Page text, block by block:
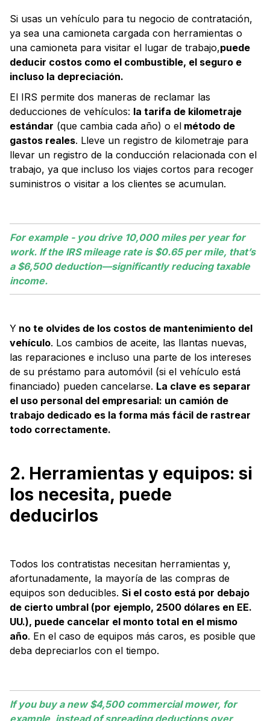
Si usas un vehículo para tu negocio de contratación,
ya sea una camioneta cargada con herramientas o
una camioneta para visitar el lugar de trabajo,puede
deducir costos como el combustible, el seguro e
incluso la depreciación.
El IRS permite dos maneras de reclamar las
deducciones de vehículos: la tarifa de kilometraje
estándar (que cambia cada año) o el método de
gastos reales. Lleve un registro de kilometraje para
llevar un registro de la conducción relacionada con el
trabajo, ya que incluso los viajes cortos para recoger
suministros o visitar a los clientes se acumulan.
For example - you drive 10,000 miles per year for
work. If the IRS mileage rate is $0.65 per mile, that’s
a $6,500 deduction—significantly reducing taxable
income.
Y no te olvides de los costos de mantenimiento del
vehículo. Los cambios de aceite, las llantas nuevas,
las reparaciones e incluso una parte de los intereses
de su préstamo para automóvil (si el vehículo está
financiado) pueden cancelarse. La clave es separar
el uso personal del empresarial: un camión de
trabajo dedicado es la forma más fácil de rastrear
todo correctamente.
2. Herramientas y equipos: si
los necesita, puede
deducirlos
Todos los contratistas necesitan herramientas y,
afortunadamente, la mayoría de las compras de
equipos son deducibles. Si el costo está por debajo
de cierto umbral (por ejemplo, 2500 dólares en EE.
UU.), puede cancelar el monto total en el mismo
año. En el caso de equipos más caros, es posible que
deba depreciarlos con el tiempo.
If you buy a new $4,500 commercial mower, for